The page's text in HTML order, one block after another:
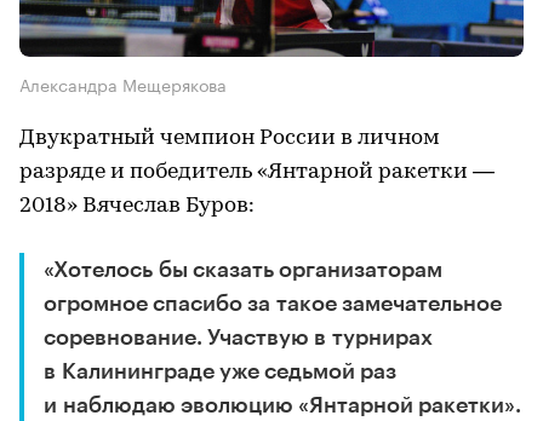
Александра Мещерякова
Двукратный чемпион России в личном
разряде и победитель «Янтарной ракетки —
2018» Вячеслав Буров:
«Хотелось бы сказать организаторам
огромное спасибо за такое замечательное
соревнование. Участвую в турнирах
в Калининграде уже седьмой раз
и наблюдаю эволюцию «Янтарной ракетки».